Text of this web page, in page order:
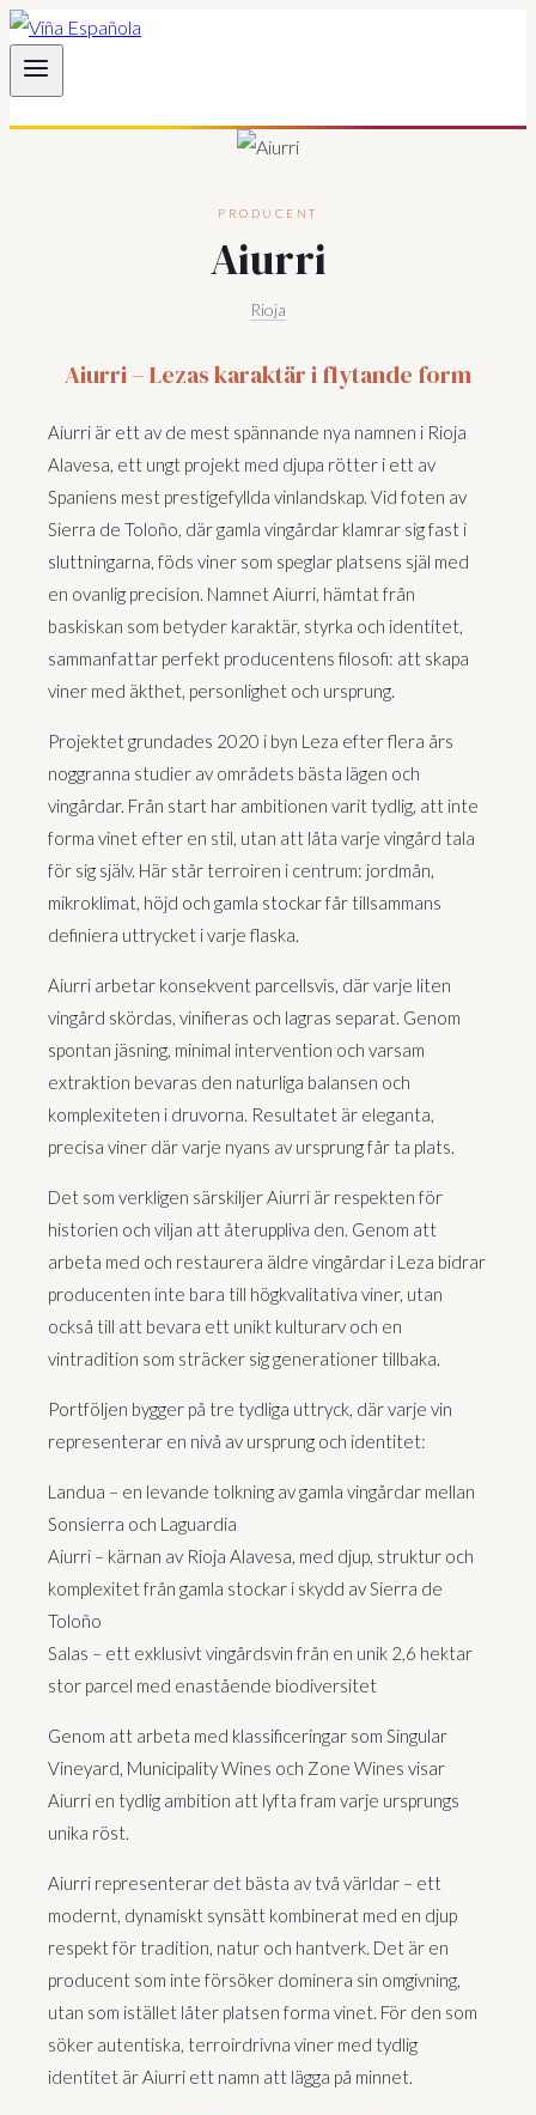
Hoppa
till
innehåll
PRODUCENT
Aiurri
Rioja
Aiurri – Lezas karaktär i flytande form
Aiurri är ett av de mest spännande nya namnen i Rioja
Alavesa, ett ungt projekt med djupa rötter i ett av
Spaniens mest prestigefyllda vinlandskap. Vid foten av
Sierra de Toloño, där gamla vingårdar klamrar sig fast i
sluttningarna, föds viner som speglar platsens själ med
en ovanlig precision. Namnet Aiurri, hämtat från
baskiskan som betyder karaktär, styrka och identitet,
sammanfattar perfekt producentens filosofi: att skapa
viner med äkthet, personlighet och ursprung.
Projektet grundades 2020 i byn Leza efter flera års
noggranna studier av områdets bästa lägen och
vingårdar. Från start har ambitionen varit tydlig, att inte
forma vinet efter en stil, utan att låta varje vingård tala
för sig själv. Här står terroiren i centrum: jordmån,
mikroklimat, höjd och gamla stockar får tillsammans
definiera uttrycket i varje flaska.
Aiurri arbetar konsekvent parcellsvis, där varje liten
vingård skördas, vinifieras och lagras separat. Genom
spontan jäsning, minimal intervention och varsam
extraktion bevaras den naturliga balansen och
komplexiteten i druvorna. Resultatet är eleganta,
precisa viner där varje nyans av ursprung får ta plats.
Det som verkligen särskiljer Aiurri är respekten för
historien och viljan att återuppliva den. Genom att
arbeta med och restaurera äldre vingårdar i Leza bidrar
producenten inte bara till högkvalitativa viner, utan
också till att bevara ett unikt kulturarv och en
vintradition som sträcker sig generationer tillbaka.
Portföljen bygger på tre tydliga uttryck, där varje vin
representerar en nivå av ursprung och identitet:
Landua – en levande tolkning av gamla vingårdar mellan
Sonsierra och Laguardia
Aiurri – kärnan av Rioja Alavesa, med djup, struktur och
komplexitet från gamla stockar i skydd av Sierra de
Toloño
Salas – ett exklusivt vingårdsvin från en unik 2,6 hektar
stor parcel med enastående biodiversitet
Genom att arbeta med klassificeringar som Singular
Vineyard, Municipality Wines och Zone Wines visar
Aiurri en tydlig ambition att lyfta fram varje ursprungs
unika röst.
Aiurri representerar det bästa av två världar – ett
modernt, dynamiskt synsätt kombinerat med en djup
respekt för tradition, natur och hantverk. Det är en
producent som inte försöker dominera sin omgivning,
utan som istället låter platsen forma vinet. För den som
söker autentiska, terroirdrivna viner med tydlig
identitet är Aiurri ett namn att lägga på minnet.